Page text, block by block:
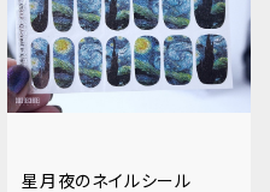
星月夜のネイルシール